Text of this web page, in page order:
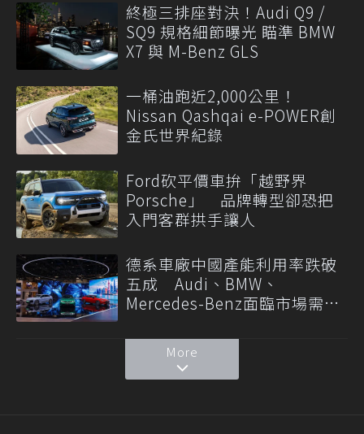
終極三排座對決！Audi Q9 /
SQ9 規格細節曝光 瞄準 BMW
X7 與 M-Benz GLS
一桶油跑近2,000公里！
Nissan Qashqai e-POWER創
金氏世界紀錄
Ford砍平價車拚「越野界
Porsche」 品牌轉型卻恐把
入門客群拱手讓人
德系車廠中國產能利用率跌破
五成 Audi、BMW、
Mercedes-Benz面臨市場需求
More